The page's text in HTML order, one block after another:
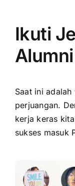
Ikuti
Saat ini
perjuangan.
kerja keras
sukses masuk